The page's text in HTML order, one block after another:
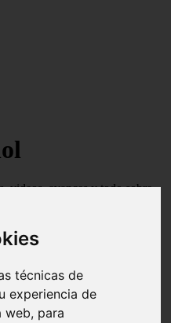
técnicas de
experiencia de
web, para
videos, avances y todo sobre